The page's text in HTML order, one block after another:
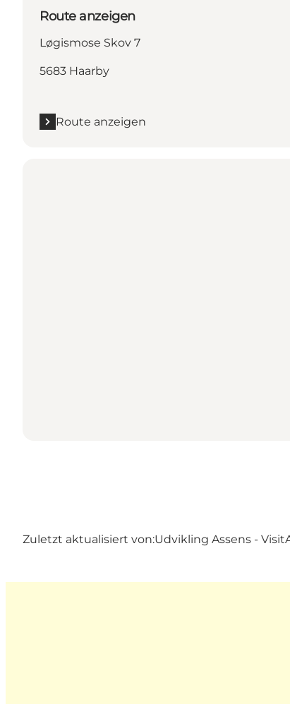
Route anzeigen
Løgismose Skov 7
5683 Haarby
Route anzeigen
Zuletzt aktualisiert von:Udvikling Assens -